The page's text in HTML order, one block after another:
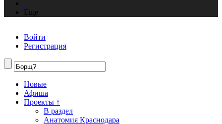
Еще
Войти
Регистрация
Новые
Афиша
Проекты ↑
В раздел
Анатомия Краснодара